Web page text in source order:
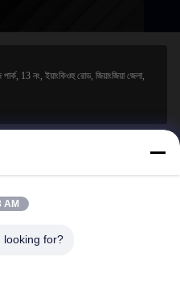
13 নং, ইয়াংকিওহু রোড, জিয়াংজিয়া জেলা,
AM
looking for?